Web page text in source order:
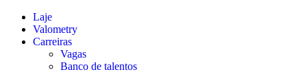
Laje
Valometry
Carreiras
Vagas
Banco de talentos